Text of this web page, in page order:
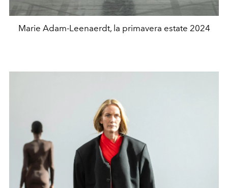
Marie Adam-Leenaerdt, la primavera estate 2024